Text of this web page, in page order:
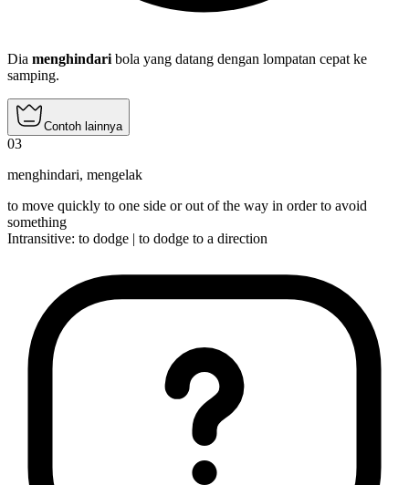
Dia menghindari bola yang datang dengan lompatan cepat ke
samping.
Contoh lainnya
03
menghindari, mengelak
to move quickly to one side or out of the way in order to avoid
something
Intransitive: to dodge | to dodge to a direction